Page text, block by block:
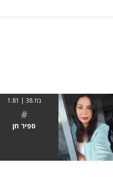
בת 38 | 1.81
#
ספיר חן